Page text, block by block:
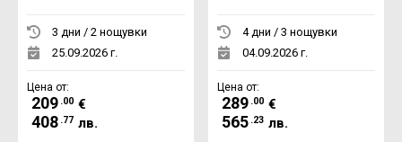
3 дни / 2 нощувки
25.09.2026 г.
Цена от:
209 .00 €
408 .77 лв.
4 дни / 3 нощувки
04.09.2026 г.
Цена от:
289 .00 €
565 .23 лв.